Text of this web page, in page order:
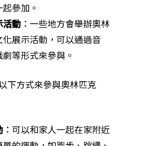
參加。
活動 ：一些地方會舉辦奧林
展示活動，可以通過音
等形式來參與。
下方式來參與奧林匹克
：可以和家人一起在家附近